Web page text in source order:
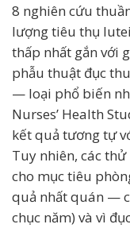
8 nghiên cứu
lượng tiêu thụ
thấp nhất gắn với
phẫu thuật đục
— loại phổ biến
Nurses’ Health
kết quả tương tự
Tuy nhiên, các
cho mục tiêu
quả nhất quán —
chục năm) và vì